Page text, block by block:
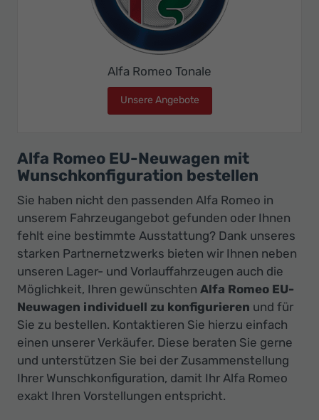
Alfa Romeo Tonale
Unsere Angebote
Alfa Romeo EU-Neuwagen mit
Wunschkonfiguration bestellen
Sie haben nicht den passenden Alfa Romeo in
unserem Fahrzeugangebot gefunden oder Ihnen
fehlt eine bestimmte Ausstattung? Dank unseres
starken Partnernetzwerks bieten wir Ihnen neben
unseren Lager- und Vorlauffahrzeugen auch die
Möglichkeit, Ihren gewünschten Alfa Romeo EU-
Neuwagen individuell zu konfigurieren und für
Sie zu bestellen. Kontaktieren Sie hierzu einfach
einen unserer Verkäufer. Diese beraten Sie gerne
und unterstützen Sie bei der Zusammenstellung
Ihrer Wunschkonfiguration, damit Ihr Alfa Romeo
exakt Ihren Vorstellungen entspricht.